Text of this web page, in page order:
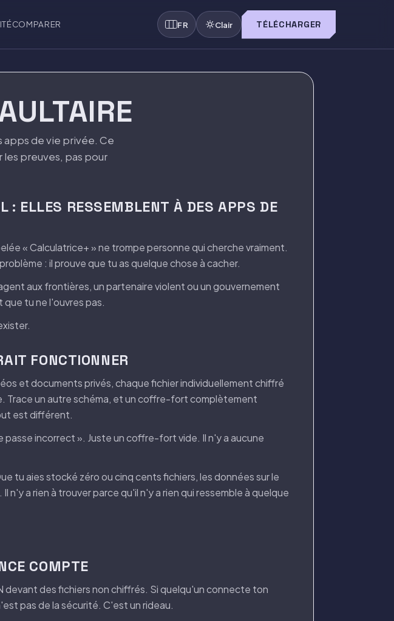
COMPARER FR Clair TÉLÉCHARGER
apps de vie privée. Ce
preuves, pas pour
: ELLES RESSEMBLENT À DES APPS DE
« Calculatrice+ » ne trompe personne qui cherche vraiment.
: il prouve que tu as quelque chose à cacher.
aux frontières, un partenaire violent ou un gouvernement
tu ne l'ouvres pas.
FONCTIONNER
et documents privés, chaque fichier individuellement chiffré
Trace un autre schéma, et un coffre-fort complètement
est différent.
passe incorrect ». Juste un coffre-fort vide. Il n'y a aucune
tu aies stocké zéro ou cinq cents fichiers, les données sur le
a rien à trouver parce qu'il n'y a rien qui ressemble à quelque
COMPTE
des fichiers non chiffrés. Si quelqu'un connecte ton
pas de la sécurité. C'est un rideau.